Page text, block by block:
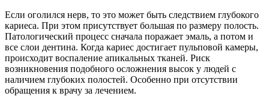
Если оголился нерв, то это может быть следствием глубокого
кариеса. При этом присутствует большая по размеру полость.
Патологический процесс сначала поражает эмаль, а потом и
все слои дентина. Когда кариес достигает пульповой камеры,
происходит воспаление апикальных тканей. Риск
возникновения подобного осложнения высок у людей с
наличием глубоких полостей. Особенно при отсутствии
обращения к врачу за лечением.